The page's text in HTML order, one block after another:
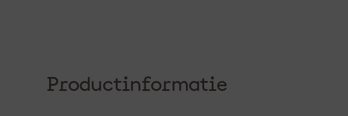
Productinformatie